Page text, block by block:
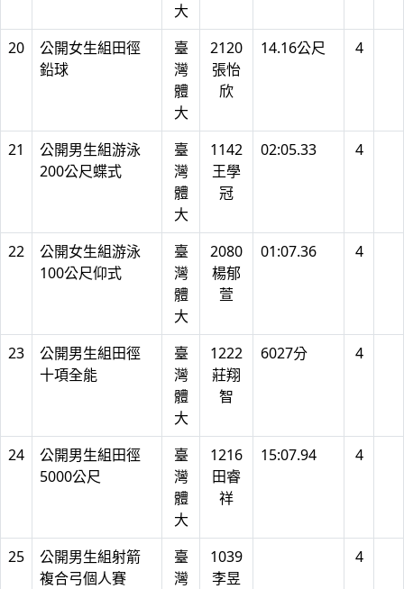
大
20
公開女生組田徑
鉛球
臺
灣
體
大
2120
張怡
欣
14.16公尺 4
21
公開男生組游泳
200公尺蝶式
臺
灣
體
大
1142
王學
冠
02:05.33 4
22
公開女生組游泳
100公尺仰式
臺
灣
體
大
2080
楊郁
萱
01:07.36 4
23
公開男生組田徑
十項全能
臺
灣
體
大
1222
莊翔
智
6027分 4
24
公開男生組田徑
5000公尺
臺
灣
體
大
1216
田睿
祥
15:07.94 4
25
公開男生組射箭
複合弓個人賽
臺
灣
1039
李昱
4